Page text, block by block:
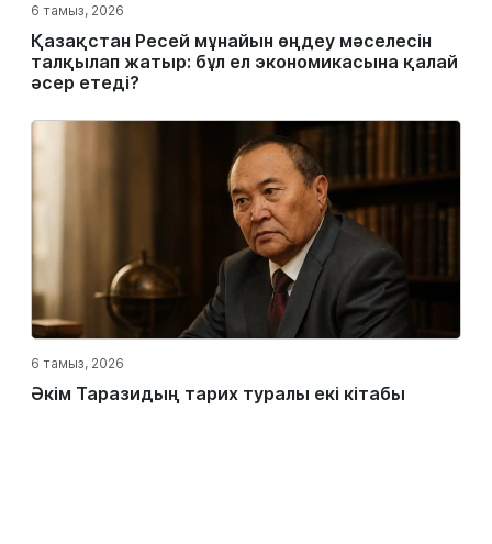
6 тамыз, 2026
Қазақстан Ресей мұнайын өңдеу мәселесін
талқылап жатыр: бұл ел экономикасына қалай
әсер етеді?
6 тамыз, 2026
Әкім Таразидың тарих туралы екі кітабы